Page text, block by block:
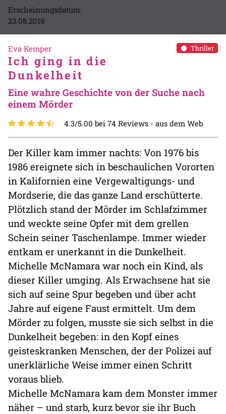
Erscheinungsdatum:
23.08.2019
Thriller
Eva Kemper
Ich ging in die
Dunkelheit
Eine wahre Geschichte von der Suche nach
einem Mörder
4.3/5.00 bei 74 Reviews - aus dem Web
Der Killer kam immer nachts: Von 1976 bis
1986 ereignete sich in beschaulichen Vororten
in Kalifornien eine Vergewaltigungs- und
Mordserie, die das ganze Land erschütterte.
Plötzlich stand der Mörder im Schlafzimmer
und weckte seine Opfer mit dem grellen
Schein seiner Taschenlampe. Immer wieder
entkam er unerkannt in die Dunkelheit.
Michelle McNamara war noch ein Kind, als
dieser Killer umging. Als Erwachsene hat sie
sich auf seine Spur begeben und über acht
Jahre auf eigene Faust ermittelt. Um dem
Mörder zu folgen, musste sie sich selbst in die
Dunkelheit begeben: in den Kopf eines
geisteskranken Menschen, der der Polizei auf
unerklärliche Weise immer einen Schritt
voraus blieb.
Michelle McNamara kam dem Monster immer
näher – und starb, kurz bevor sie ihr Buch